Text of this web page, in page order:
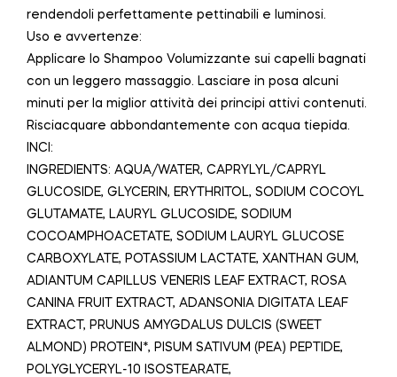
rendendoli perfettamente pettinabili e luminosi.
Uso e avvertenze:
Applicare lo Shampoo Volumizzante sui capelli bagnati
con un leggero massaggio. Lasciare in posa alcuni
minuti per la miglior attività dei principi attivi contenuti.
Risciacquare abbondantemente con acqua tiepida.
INCI:
INGREDIENTS: AQUA/WATER, CAPRYLYL/CAPRYL
GLUCOSIDE, GLYCERIN, ERYTHRITOL, SODIUM COCOYL
GLUTAMATE, LAURYL GLUCOSIDE, SODIUM
COCOAMPHOACETATE, SODIUM LAURYL GLUCOSE
CARBOXYLATE, POTASSIUM LACTATE, XANTHAN GUM,
ADIANTUM CAPILLUS VENERIS LEAF EXTRACT, ROSA
CANINA FRUIT EXTRACT, ADANSONIA DIGITATA LEAF
EXTRACT, PRUNUS AMYGDALUS DULCIS (SWEET
ALMOND) PROTEIN*, PISUM SATIVUM (PEA) PEPTIDE,
POLYGLYCERYL-10 ISOSTEARATE,